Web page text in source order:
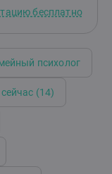
уникальна, но
бесплатно
психолог
(14)